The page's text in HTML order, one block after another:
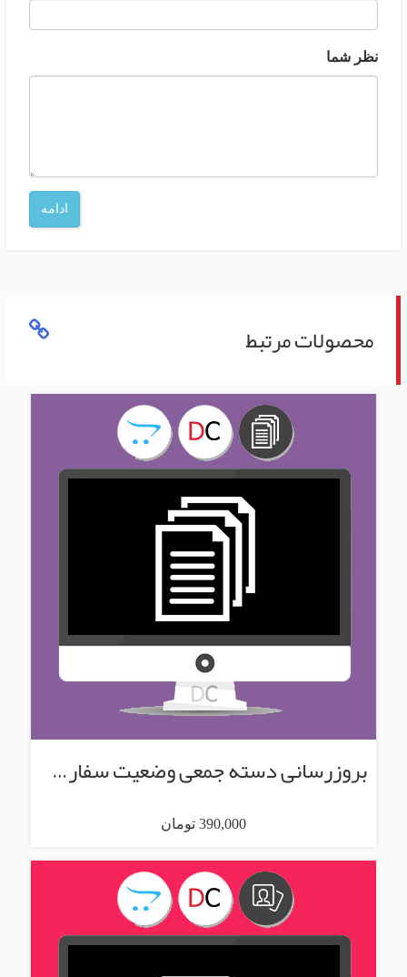
نظر شما
ادامه
محصولات مرتبط
بروزرسانی دسته جمعی وضعیت سفارش ها
390,000 تومان